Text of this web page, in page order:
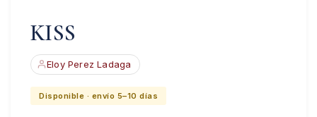
KISS
Eloy Perez Ladaga
Disponible · envío 5–10 días